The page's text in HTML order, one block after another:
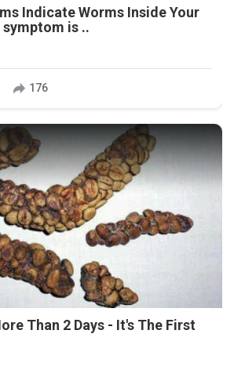
Indicate Worms Inside Your
is ..
176
Than 2 Days - It's The First